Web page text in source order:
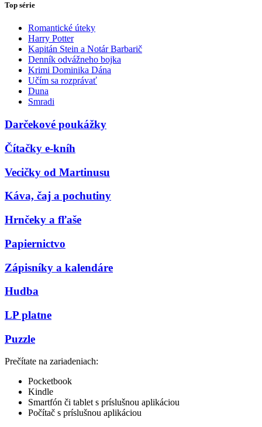
Top série
Romantické úteky
Harry Potter
Kapitán Stein a Notár Barbarič
Denník odvážneho bojka
Krimi Dominika Dána
Učím sa rozprávať
Duna
Smradi
Darčekové poukážky
Čítačky e-kníh
Vecičky od Martinusu
Káva, čaj a pochutiny
Hrnčeky a fľaše
Papiernictvo
Zápisníky a kalendáre
Hudba
LP platne
Puzzle
Prečítate na zariadeniach:
Pocketbook
Kindle
Smartfón či tablet s príslušnou aplikáciou
Počítač s príslušnou aplikáciou